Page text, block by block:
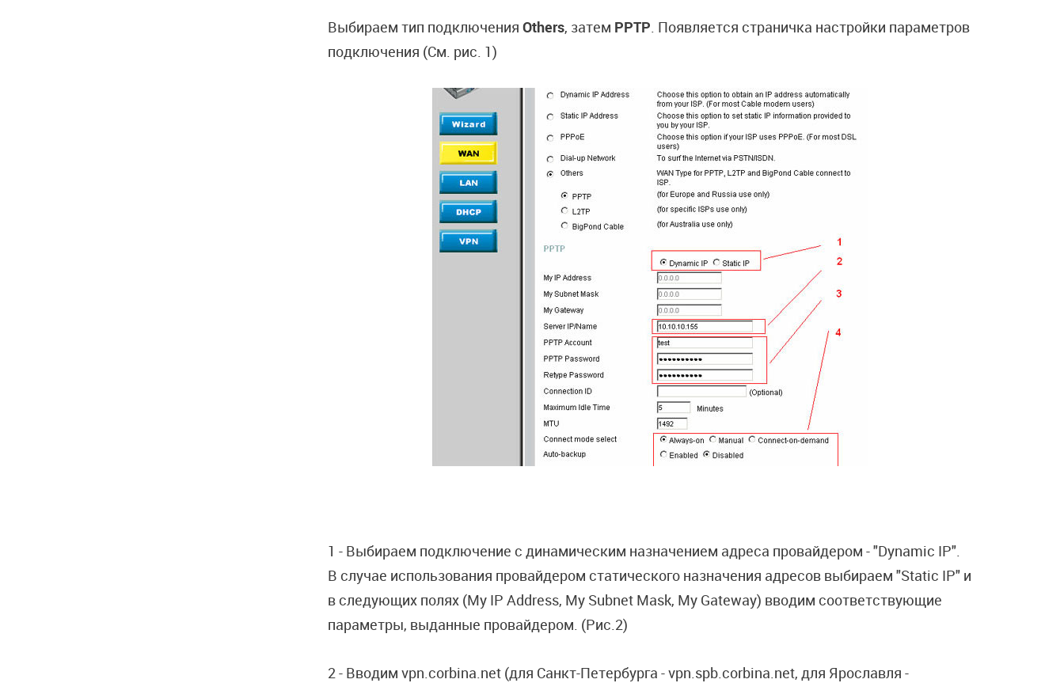
Выбираем тип подключения Others, затем PPTP. Появляется страничка настройки параметров
подключения (См. рис. 1)
1 - Выбираем подключение с динамическим назначением адреса провайдером - "Dynamic IP".
В случае использования провайдером статического назначения адресов выбираем "Static IP" и
в следующих полях (My IP Address, My Subnet Mask, My Gateway) вводим соответствующие
параметры, выданные провайдером. (Рис.2)
2 - Вводим vpn.corbina.net (для Санкт-Петербурга - vpn.spb.corbina.net, для Ярославля -